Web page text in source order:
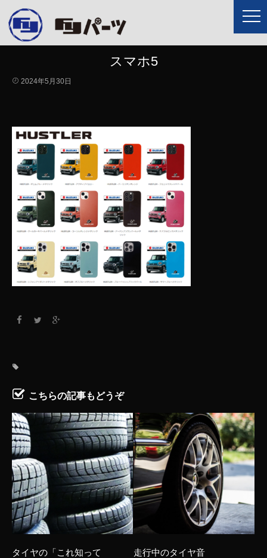
スマホ5
2024年5月30日
こちらの記事もどうぞ
タイヤの「これ知って
走行中のタイヤ音